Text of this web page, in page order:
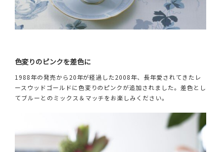
色変りのピンクを差色に
1988年の発売から20年が経過した2008年、長年愛されてきたレ
ースウッドゴールドに色変りのピンクが追加されました。差色とし
てブルーとのミックス＆マッチをお楽しみください。